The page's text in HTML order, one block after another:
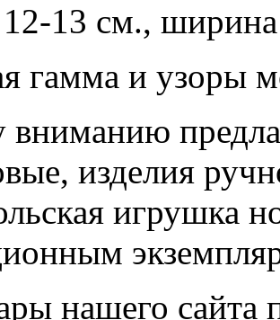
13 см.,
гамма и узоры
изделия
игрушка
нашего сайта